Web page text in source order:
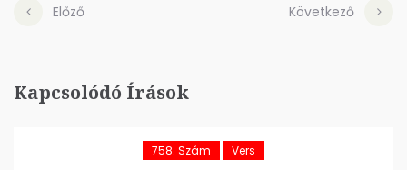
Előző Következő
Kapcsolódó Írások
758. Szám Vers